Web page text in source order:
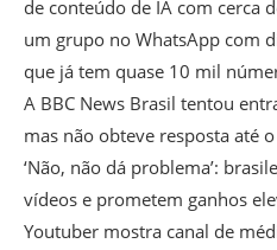
de conteúdo de IA com cerca
um grupo no WhatsApp com
que já tem quase 10 mil
A BBC News Brasil tentou
mas não obteve resposta até
‘Não, não dá problema’:
vídeos e prometem ganhos
Youtuber mostra canal de